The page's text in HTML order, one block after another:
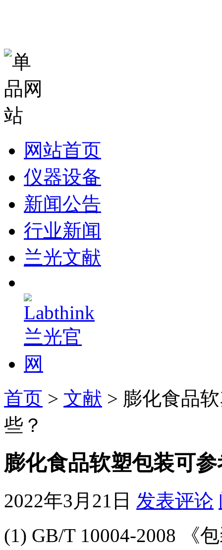
网站首页
仪器设备
新闻公告
行业新闻
兰光文献
首页 > 文献 > 膨化食品
些？
膨化食品软塑包装可
2022年3月21日 发表评论
(1) GB/T 10004-2008 《